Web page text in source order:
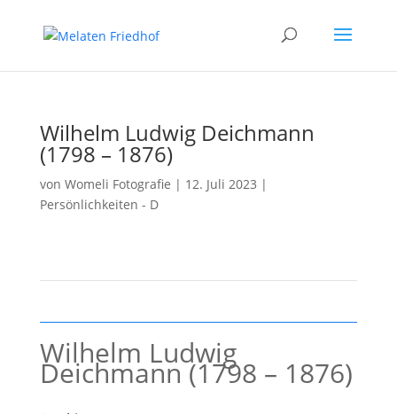
Wilhelm Ludwig Deichmann
(1798 – 1876)
von Womeli Fotografie | 12. Juli 2023 |
Persönlichkeiten - D
Wilhelm Ludwig
Deichmann (1798 – 1876)